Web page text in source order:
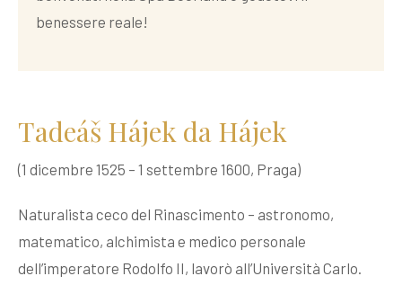
benessere reale!
Tadeáš Hájek da Hájek
(1 dicembre 1525 – 1 settembre 1600, Praga)
Naturalista ceco del Rinascimento – astronomo,
matematico, alchimista e medico personale
dell’imperatore Rodolfo II, lavorò all’Università Carlo.